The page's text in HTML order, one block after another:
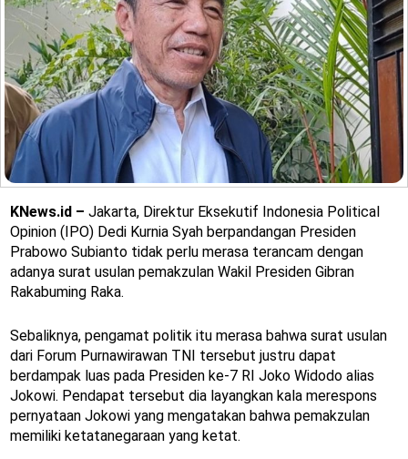
KNews.id – Jakarta, Direktur Eksekutif Indonesia Political
Opinion (IPO) Dedi Kurnia Syah berpandangan Presiden
Prabowo Subianto tidak perlu merasa terancam dengan
adanya surat usulan pemakzulan Wakil Presiden Gibran
Rakabuming Raka.
Sebaliknya, pengamat politik itu merasa bahwa surat usulan
dari Forum Purnawirawan TNI tersebut justru dapat
berdampak luas pada Presiden ke-7 RI Joko Widodo alias
Jokowi. Pendapat tersebut dia layangkan kala merespons
pernyataan Jokowi yang mengatakan bahwa pemakzulan
memiliki ketatanegaraan yang ketat.